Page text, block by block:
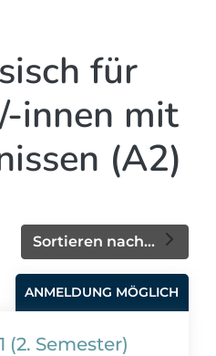
für
innen mit
(A2)
Sortieren nach...
ANMELDUNG MÖGLICH
(2. Semester)